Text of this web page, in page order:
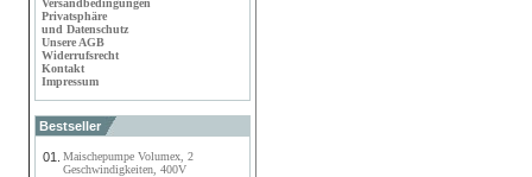
Versandbedingungen
Privatsphäre
und Datenschutz
Unsere AGB
Widerrufsrecht
Kontakt
Impressum
Bestseller
01.
Maischepumpe Volumex, 2
Geschwindigkeiten, 400V